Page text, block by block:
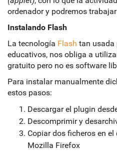
ordenador y podremos
Instalando Flash
La tecnología Flash tan usada
educativos, nos obliga a
gratuito pero no es software
Para instalar manualmente
estos pasos:
Descargar el plugin
Descomprimir y
Copiar dos ficheros en
Mozilla Firefox